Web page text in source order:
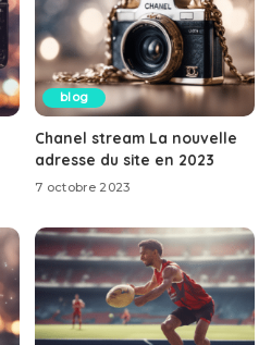
blog
Chanel stream La nouvelle
adresse du site en 2023
7 octobre 2023